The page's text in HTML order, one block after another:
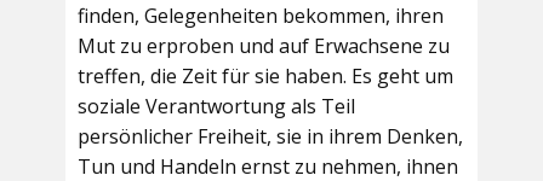
finden, Gelegenheiten bekommen, ihren
Mut zu erproben und auf Erwachsene zu
treffen, die Zeit für sie haben. Es geht um
soziale Verantwortung als Teil
persönlicher Freiheit, sie in ihrem Denken,
Tun und Handeln ernst zu nehmen, ihnen